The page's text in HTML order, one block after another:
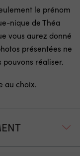
le prénom
nique de Théa
vous aurez donné
présentées ne
pouvons réaliser.
au choix.